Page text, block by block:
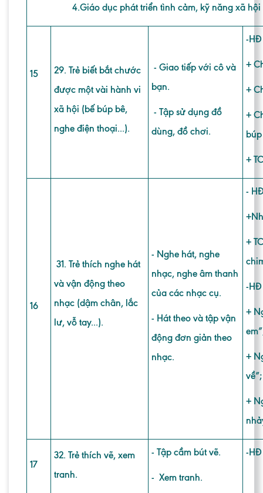
4.Giáo dục phát triển tình cảm, kỹ năng xã hội
15
29. Trẻ biết bắt chước
được một vài hành vi
xã hội (bế búp bê,
nghe điện thoại...).
- Giao tiếp với cô và
bạn.
- Tập sử dụng đồ
dùng, đồ chơi.
-
+
+
+
+
16
31. Trẻ thích nghe hát
và vận động theo
nhạc (dậm chân, lắc
lư, vỗ tay...).
- Nghe hát, nghe
nhạc, nghe âm thanh
của các nhạc cụ.
- Hát theo và tập vận
động đơn giản theo
nhạc.
-
+
-
+
+
+
17
32. Trẻ thích vẽ, xem
tranh.
- Tập cầm bút vẽ.
- Xem tranh.
-